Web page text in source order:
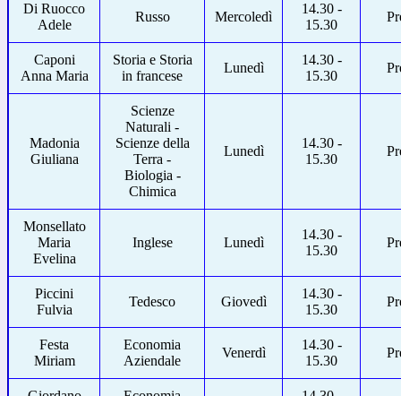
Di Ruocco
Adele
Russo Mercoledì
14.30 -
15.30
Caponi
Anna Maria
Storia e Storia
in francese
Lunedì
14.30 -
15.30
Madonia
Giuliana
Scienze
Naturali -
Scienze della
Terra -
Biologia -
Chimica
Lunedì
14.30 -
15.30
Monsellato
Maria
Evelina
Inglese Lunedì
14.30 -
15.30
Piccini
Fulvia
Tedesco Giovedì
14.30 -
15.30
Festa
Miriam
Economia
Aziendale
Venerdì
14.30 -
15.30